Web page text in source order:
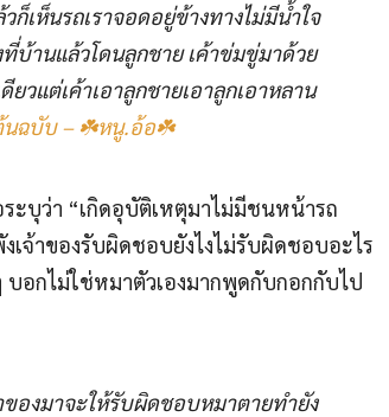
ก็เห็นรถเราจอดอยู่ข้างทางไม่มีน้ำใจ
ที่บ้านแล้วโดนลูกชาย เค้าข่มขู่มาด้วย
วแต่เค้าเอาลูกชายเอาลูกเอาหลาน
นฉบับ – ☘️หนู.อ้อ☘️
ะบุว่า “เกิดอุบัติเหตุมาไม่มีชนหน้ารถ
เจ้าของรับผิดชอบยังไงไม่รับผิดชอบอะไร
บอกไม่ใช่หมาตัวเองมากพูดกับกอกกับไป
องมาจะให้รับผิดชอบหมาตายทำยัง